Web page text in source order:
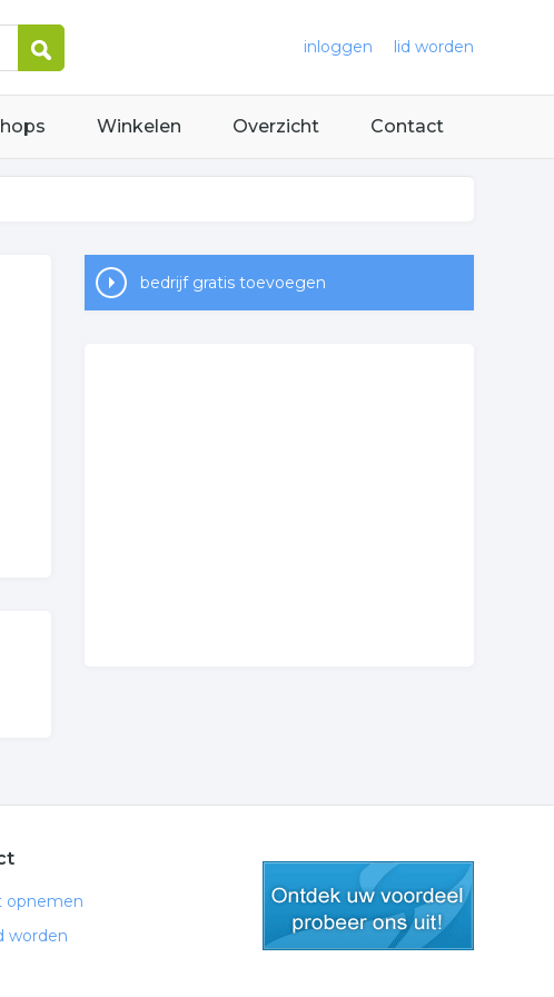
inloggen lid worden
Winkelen Overzicht Contact
bedrijf gratis toevoegen
opnemen
worden